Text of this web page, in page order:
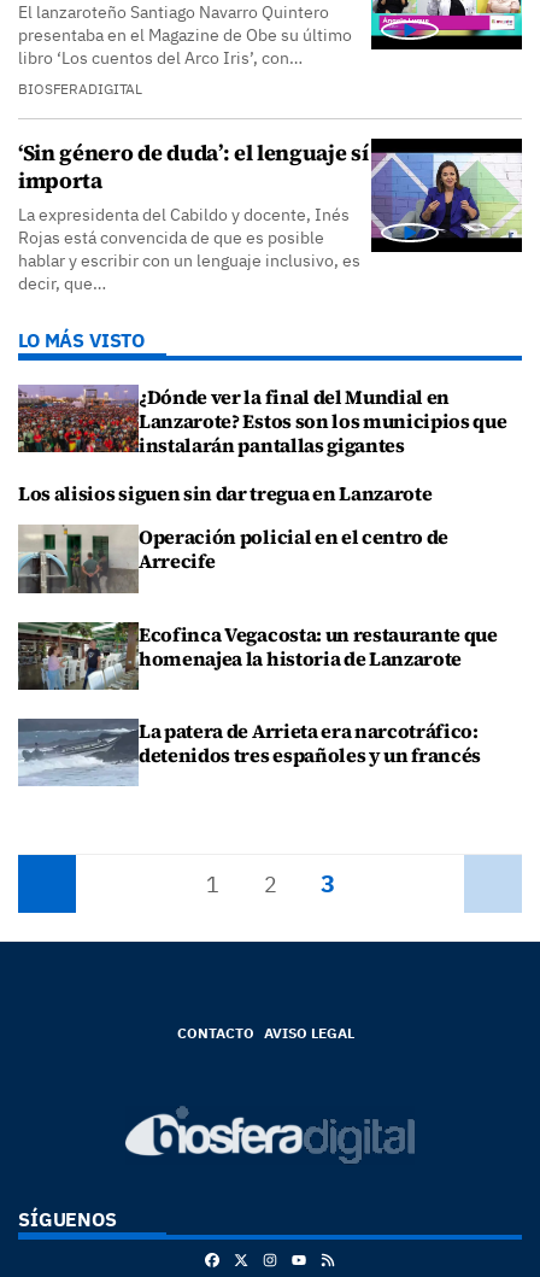
El lanzaroteño Santiago Navarro Quintero
presentaba en el Magazine de Obe su último
libro ‘Los cuentos del Arco Iris’, con…
BIOSFERADIGITAL
‘Sin género de duda’: el lenguaje sí
importa
La expresidenta del Cabildo y docente, Inés
Rojas está convencida de que es posible
hablar y escribir con un lenguaje inclusivo, es
decir, que…
LO MÁS VISTO
¿Dónde ver la final del Mundial en
Lanzarote? Estos son los municipios que
instalarán pantallas gigantes
Los alisios siguen sin dar tregua en Lanzarote
Operación policial en el centro de
Arrecife
Ecofinca Vegacosta: un restaurante que
homenajea la historia de Lanzarote
La patera de Arrieta era narcotráfico:
detenidos tres españoles y un francés
1 2 3
CONTACTO AVISO LEGAL
SÍGUENOS
FacebookInstagram